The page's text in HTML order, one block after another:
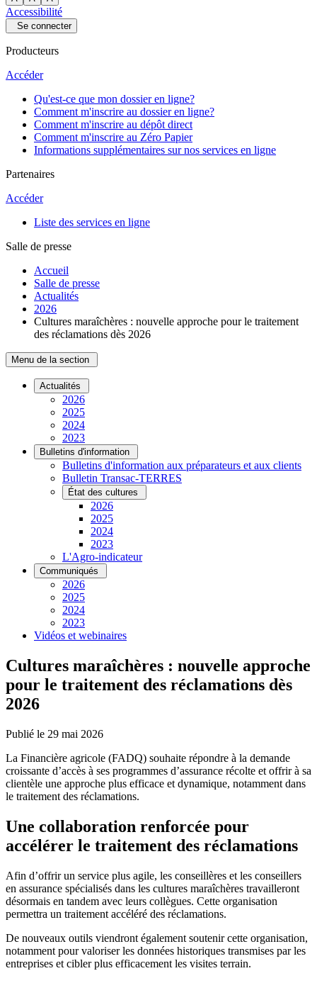
Accessibilité
Se connecter
Producteurs
Accéder
Qu'est-ce que mon dossier en ligne?
Comment m'inscrire au dossier en ligne?
Comment m'inscrire au dépôt direct
Comment m'inscrire au Zéro Papier
Informations supplémentaires sur nos services en ligne
Partenaires
Accéder
Liste des services en ligne
Salle de presse
Accueil
Salle de presse
Actualités
2026
Cultures maraîchères : nouvelle approche pour le traitement
des réclamations dès 2026
Menu de la section
Actualités
2026
2025
2024
2023
Bulletins d'information
Bulletins d'information aux préparateurs et aux clients
Bulletin Transac-TERRES
État des cultures
2026
2025
2024
2023
L'Agro-indicateur
Communiqués
2026
2025
2024
2023
Vidéos et webinaires
Cultures maraîchères : nouvelle approche
pour le traitement des réclamations dès
2026
Publié le 29 mai 2026
La Financière agricole (FADQ) souhaite répondre à la demande
croissante d’accès à ses programmes d’assurance récolte et offrir à sa
clientèle une approche plus efficace et dynamique, notamment dans
le traitement des réclamations.
Une collaboration renforcée pour
accélérer le traitement des réclamations
Afin d’offrir un service plus agile, les conseillères et les conseillers
en assurance spécialisés dans les cultures maraîchères travailleront
désormais en tandem avec leurs collègues. Cette organisation
permettra un traitement accéléré des réclamations.
De nouveaux outils viendront également soutenir cette organisation,
notamment pour valoriser les données historiques transmises par les
entreprises et cibler plus efficacement les visites terrain.